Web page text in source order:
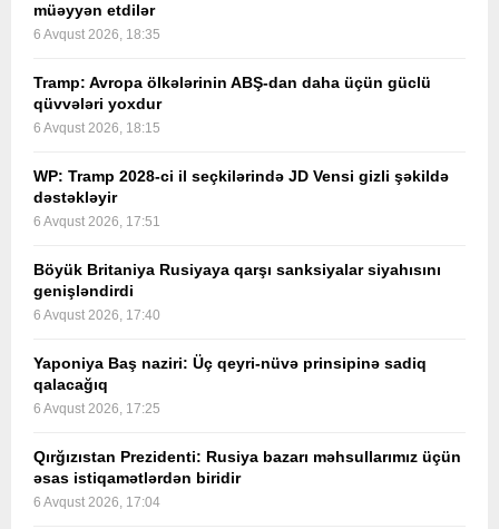
müəyyən etdilər
6 Avqust 2026, 18:35
Tramp: Avropa ölkələrinin ABŞ-dan daha üçün güclü
qüvvələri yoxdur
6 Avqust 2026, 18:15
WP: Tramp 2028-ci il seçkilərində JD Vensi gizli şəkildə
dəstəkləyir
6 Avqust 2026, 17:51
Böyük Britaniya Rusiyaya qarşı sanksiyalar siyahısını
genişləndirdi
6 Avqust 2026, 17:40
Yaponiya Baş naziri: Üç qeyri-nüvə prinsipinə sadiq
qalacağıq
6 Avqust 2026, 17:25
Qırğızıstan Prezidenti: Rusiya bazarı məhsullarımız üçün
əsas istiqamətlərdən biridir
6 Avqust 2026, 17:04